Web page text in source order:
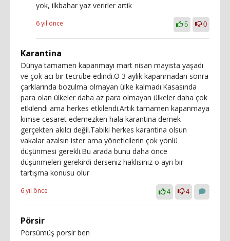
yok, ilkbahar yaz verirler artik
6 yıl önce 5 0
Karantina
Dünya tamamen kapanmayı mart nisan mayısta yaşadı
ve çok acı bir tecrübe edindi.O 3 aylık kapanmadan sonra
çarklarında bozulma olmayan ülke kalmadı.Kasasında
para olan ülkeler daha az para olmayan ülkeler daha çok
etkilendi ama herkes etkilendi.Artık tamamen kapanmaya
kimse cesaret edemezken hala karantina demek
gerçekten akılcı değil.Tabiki herkes karantina olsun
vakalar azalsın ister ama yöneticilerin çok yönlü
düşünmesi gerekli.Bu arada bunu daha önce
düşünmeleri gerekirdi derseniz haklısınız o ayrı bir
tartışma konusu olur
6 yıl önce 4 4
Pörsir
Pörsümüş porsir ben